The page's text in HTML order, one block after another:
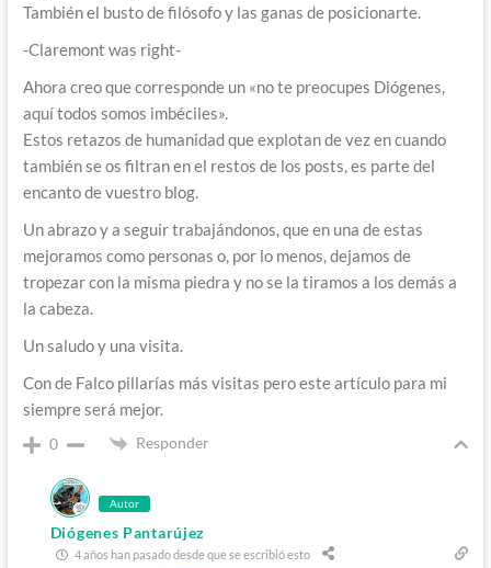
También el busto de filósofo y las ganas de posicionarte.
-Claremont was right-
Ahora creo que corresponde un «no te preocupes Diógenes,
aquí todos somos imbéciles».
Estos retazos de humanidad que explotan de vez en cuando
también se os filtran en el restos de los posts, es parte del
encanto de vuestro blog.
Un abrazo y a seguir trabajándonos, que en una de estas
mejoramos como personas o, por lo menos, dejamos de
tropezar con la misma piedra y no se la tiramos a los demás a
la cabeza.
Un saludo y una visita.
Con de Falco pillarías más visitas pero este artículo para mi
siempre será mejor.
0 Responder
Autor
Diógenes Pantarújez
4 años han pasado desde que se escribió esto